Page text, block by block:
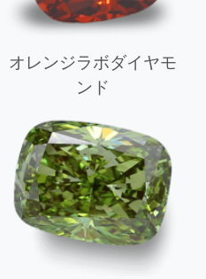
オレンジラボダイヤモ
ンド